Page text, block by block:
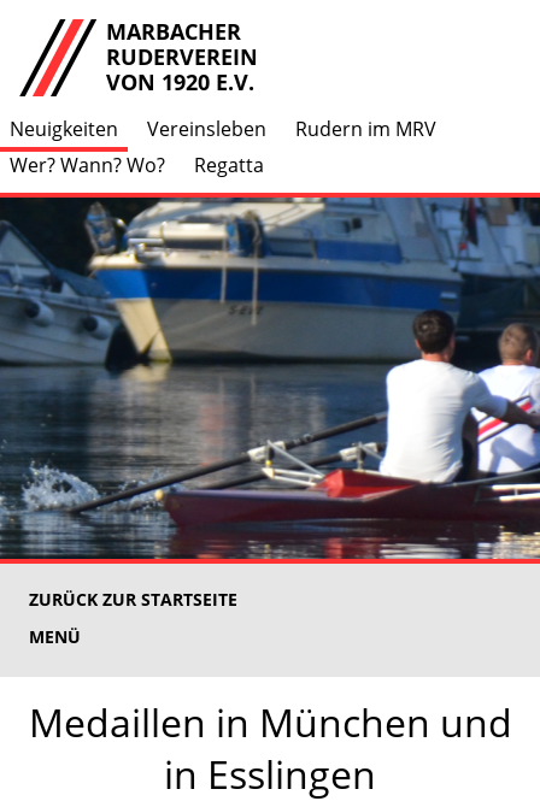
MARBACHER
RUDERVEREIN
VON 1920 E.V.
Neuigkeiten Vereinsleben
Rudern im MRV
Wer? Wann? Wo?
Regatta
ZURÜCK ZUR STARTSEITE
MENÜ
Medaillen in München und
in Esslingen